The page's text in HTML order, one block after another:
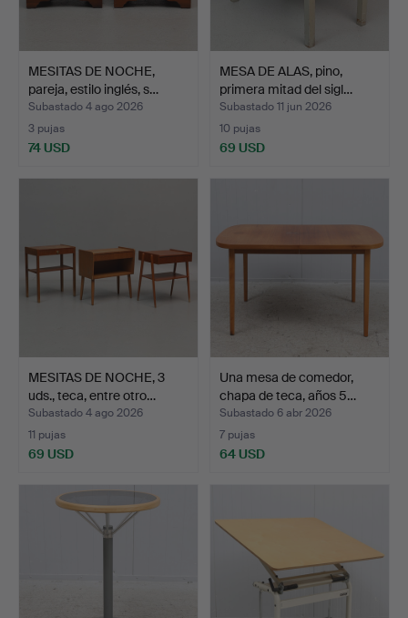
MESITAS DE NOCHE,
pareja, estilo inglés, s…
Subastado 4 ago 2026
3 pujas
74 USD
MESA DE ALAS, pino,
primera mitad del sigl…
Subastado 11 jun 2026
10 pujas
69 USD
MESITAS DE NOCHE, 3
uds., teca, entre otro…
Subastado 4 ago 2026
11 pujas
69 USD
Una mesa de comedor,
chapa de teca, años 5…
Subastado 6 abr 2026
7 pujas
64 USD